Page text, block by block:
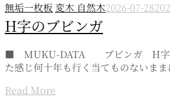
無垢一枚板 変木 自然木2026-07-28
H字のブビンガ
■ MUKU-DATA ブビンガ H字 天然
た感じ何十年も行く当てものないま
Read More